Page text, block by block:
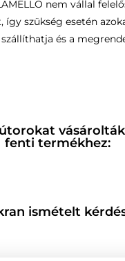
nem vállal
így szükség esetén
és a
fenti termékhez:
ismételt